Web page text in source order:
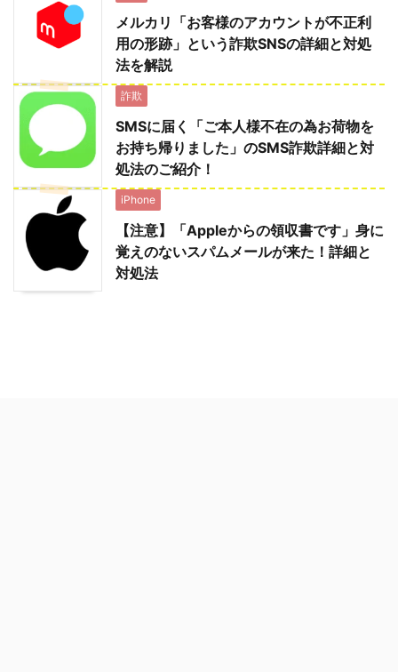
メルカリ「お客様のアカウントが不正利
用の形跡」という詐欺SNSの詳細と対処
法を解説
詐欺
SMSに届く「ご本人様不在の為お荷物を
お持ち帰りました」のSMS詐欺詳細と対
処法のご紹介！
iPhone
【注意】「Appleからの領収書です」身に
覚えのないスパムメールが来た！詳細と
対処法